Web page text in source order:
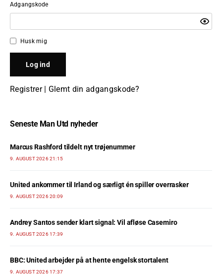
Adgangskode
Husk mig
Registrer| Glemt din adgangskode?
Seneste Man Utd nyheder
Marcus Rashford tildelt nyt trøjenummer
9. AUGUST 2026 21:15
United ankommer til Irland og særligt én spiller overrasker
9. AUGUST 2026 20:09
Andrey Santos sender klart signal: Vil afløse Casemiro
9. AUGUST 2026 17:39
BBC: United arbejder på at hente engelsk stortalent
9. AUGUST 2026 17:37